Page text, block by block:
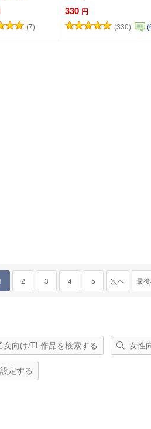
(7)
ートに追加
330 円
(330)
カートに追加
2 3 4 5 次へ 最
向け/TL作品を検索する 女性
定する